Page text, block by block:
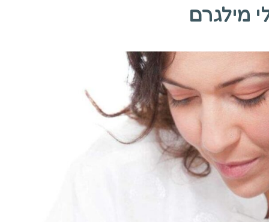
מילגרם